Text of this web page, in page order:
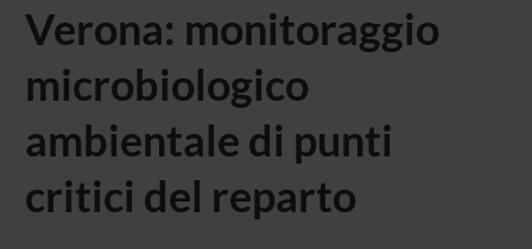
Verona: monitoraggio
microbiologico
ambientale di punti
critici del reparto